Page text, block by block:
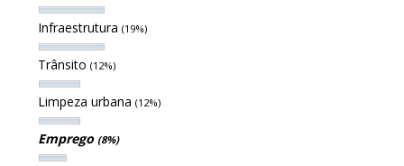
Infraestrutura (19%)
Trânsito (12%)
Limpeza urbana (12%)
Emprego (8%)